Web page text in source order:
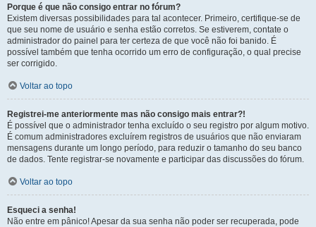
Porque é que não consigo entrar no fórum?
Existem diversas possibilidades para tal acontecer. Primeiro, certifique-se de
que seu nome de usuário e senha estão corretos. Se estiverem, contate o
administrador do painel para ter certeza de que você não foi banido. É
possível também que tenha ocorrido um erro de configuração, o qual precise
ser corrigido.
Voltar ao topo
Registrei-me anteriormente mas não consigo mais entrar?!
É possível que o administrador tenha excluído o seu registro por algum motivo.
É comum administradores excluírem registros de usuários que não enviaram
mensagens durante um longo período, para reduzir o tamanho do seu banco
de dados. Tente registrar-se novamente e participar das discussões do fórum.
Voltar ao topo
Esqueci a senha!
Não entre em pânico! Apesar da sua senha não poder ser recuperada, pode